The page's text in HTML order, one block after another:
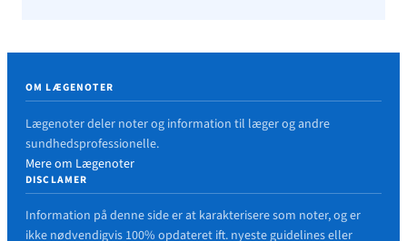
OM LÆGENOTER
Lægenoter deler noter og information til læger og andre
sundhedsprofessionelle.
Mere om Lægenoter
DISCLAMER
Information på denne side er at karakterisere som noter, og er
ikke nødvendigvis 100% opdateret ift. nyeste guidelines eller